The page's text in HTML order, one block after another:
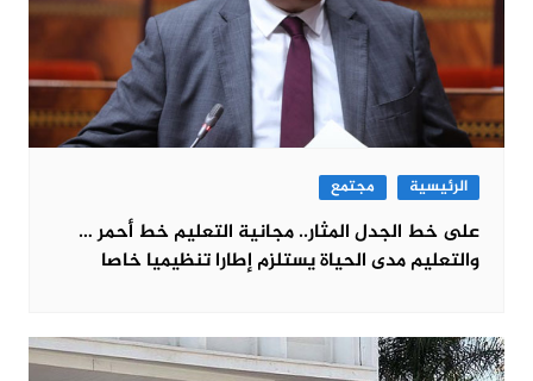
الرئيسية مجتمع
على خط الجدل المثار.. مجانية التعليم خط أحمر …
والتعليم مدى الحياة يستلزم إطارا تنظيميا خاصا